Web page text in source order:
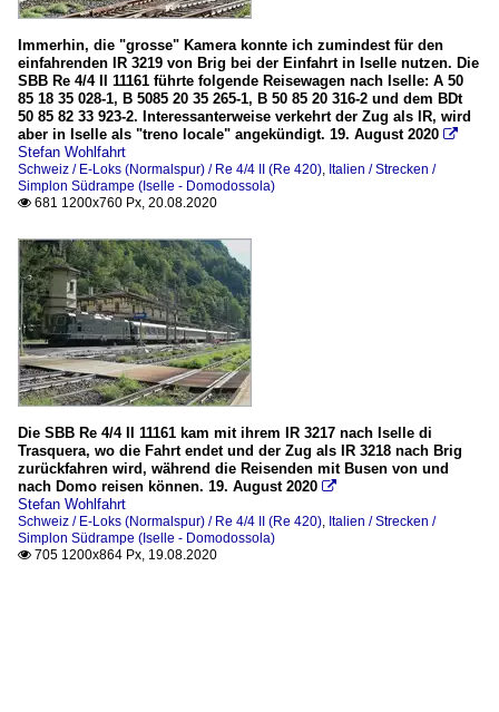
Immerhin, die "grosse" Kamera konnte ich zumindest für den
einfahrenden IR 3219 von Brig bei der Einfahrt in Iselle nutzen. Die
SBB Re 4/4 II 11161 führte folgende Reisewagen nach Iselle: A 50
85 18 35 028-1, B 5085 20 35 265-1, B 50 85 20 316-2 und dem BDt
50 85 82 33 923-2. Interessanterweise verkehrt der Zug als IR, wird
aber in Iselle als "treno locale" angekündigt. 19. August 2020 
Stefan Wohlfahrt
Schweiz / E-Loks (Normalspur) / Re 4/4 II (Re 420), Italien / Strecken /
Simplon Südrampe (Iselle - Domodossola)
 681 1200x760 Px, 20.08.2020
Die SBB Re 4/4 II 11161 kam mit ihrem IR 3217 nach Iselle di
Trasquera, wo die Fahrt endet und der Zug als IR 3218 nach Brig
zurückfahren wird, während die Reisenden mit Busen von und
nach Domo reisen können. 19. August 2020 
Stefan Wohlfahrt
Schweiz / E-Loks (Normalspur) / Re 4/4 II (Re 420), Italien / Strecken /
Simplon Südrampe (Iselle - Domodossola)
 705 1200x864 Px, 19.08.2020